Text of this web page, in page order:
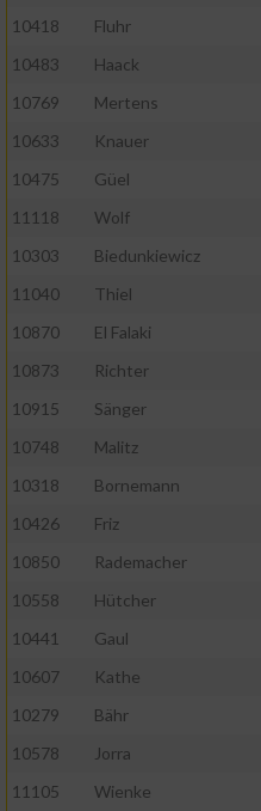
10418
Fluhr
10483
Haack
10769
Mertens
10633
Knauer
10475
Güel
11118
Wolf
10303
Biedunkiewicz
11040
Thiel
10870
El Falaki
10873
Richter
10915
Sänger
10748
Malitz
10318
Bornemann
10426
Friz
10850
Rademacher
10558
Hütcher
10441
Gaul
10607
Kathe
10279
Bähr
10578
Jorra
11105
Wienke